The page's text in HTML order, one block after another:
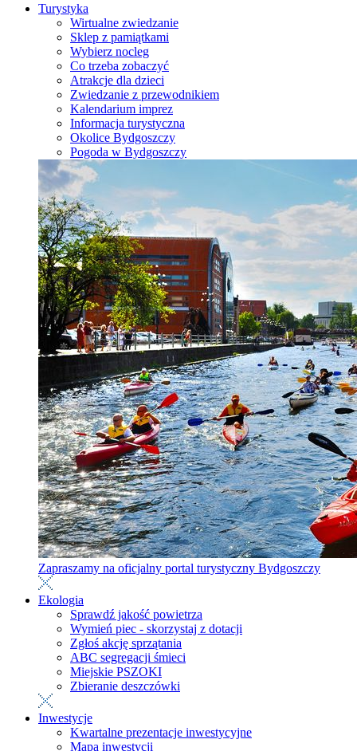
Turystyka
Wirtualne zwiedzanie
Sklep z pamiątkami
Wybierz nocleg
Co trzeba zobaczyć
Atrakcje dla dzieci
Zwiedzanie z przewodnikiem
Kalendarium imprez
Informacja turystyczna
Okolice Bydgoszczy
Pogoda w Bydgoszczy
Zapraszamy na oficjalny portal turystyczny Bydgoszczy
Ekologia
Sprawdź jakość powietrza
Wymień piec - skorzystaj z dotacji
Zgłoś akcję sprzątania
ABC segregacji śmieci
Miejskie PSZOKI
Zbieranie deszczówki
Inwestycje
Kwartalne prezentacje inwestycyjne
Mapa inwestycji